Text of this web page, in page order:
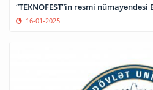
“TEKNOFEST”in rəsmi
16-01-2025